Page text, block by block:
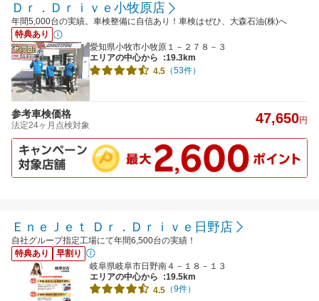
Ｄｒ．Ｄｒｉｖｅ小牧原店
年間5,000台の実績。車検整備に自信あり！車検はぜひ、大森石油(株)へ
特典あり
愛知県小牧市小牧原１－２７８－３
エリアの中心から
:19.3km
4.5 （53件）
参考車検価格
法定24ヶ月点検対象 47,650円
ＥｎｅＪｅｔ Ｄｒ．Ｄｒｉｖｅ日野店
自社グループ指定工場にて年間6,500台の実績！
特典あり
早割り
岐阜県岐阜市日野南４－１８－１３
エリアの中心から
:19.5km
4.5 （9件）